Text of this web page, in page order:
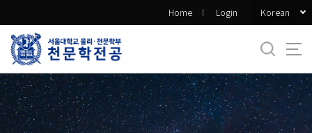
로
메
뉴
Home Login Korean